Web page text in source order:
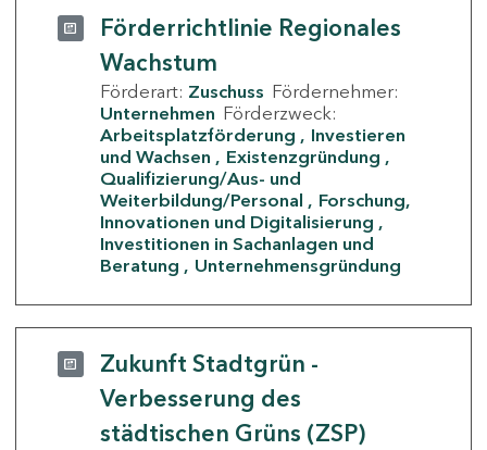
Förderrichtlinie Regionales
Wachstum
Förderart: Zuschuss Fördernehmer:
Unternehmen Förderzweck:
Arbeitsplatzförderung
Investieren
und Wachsen
Existenzgründung
Qualifizierung/Aus- und
Weiterbildung/Personal
Forschung,
Innovationen und Digitalisierung
Investitionen in Sachanlagen und
Beratung
Unternehmensgründung
Zukunft Stadtgrün -
Verbesserung des
städtischen Grüns (ZSP)